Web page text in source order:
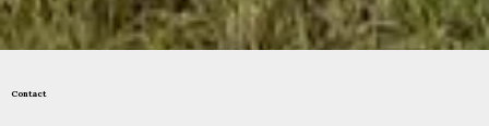
Contact